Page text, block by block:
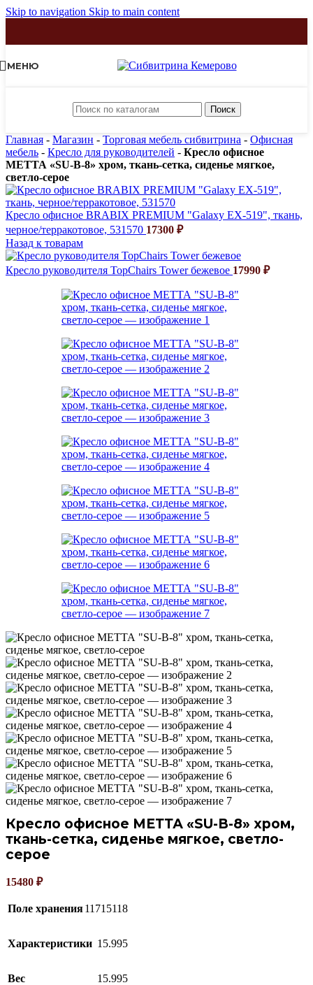
Skip to navigation Skip to main content
МЕНЮ
Поиск
Главная - Магазин - Торговая мебель сибвитрина - Офисная
мебель - Кресло для руководителей - Кресло офисное
МЕТТА «SU-B-8» хром, ткань-сетка, сиденье мягкое,
светло-серое
Кресло офисное BRABIX PREMIUM "Galaxy EX-519", ткань,
черное/терракотовое, 531570 17300 ₽
Назад к товарам
Кресло руководителя TopChairs Tower бежевое 17990 ₽
Кресло офисное МЕТТА «SU-B-8» хром,
ткань-сетка, сиденье мягкое, светло-
серое
15480 ₽
Поле хранения11715118
Характеристики 15.995
Вес
15.995